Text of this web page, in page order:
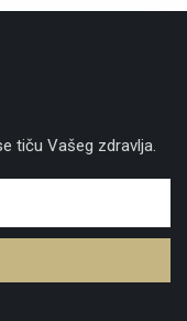
tiču Vašeg zdravlja.